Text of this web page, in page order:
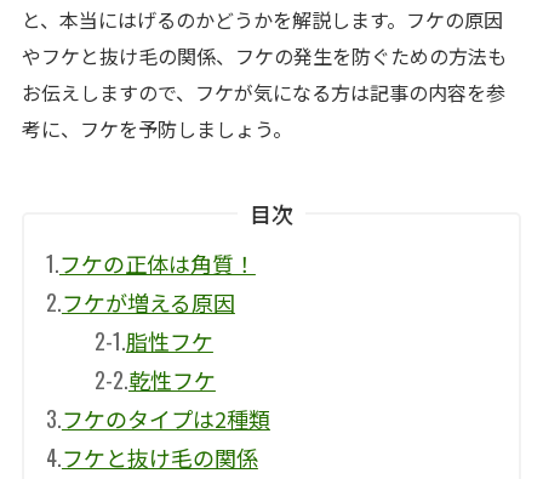
と、本当にはげるのかどうかを解説します。フケの原因
やフケと抜け毛の関係、フケの発生を防ぐための方法も
お伝えしますので、フケが気になる方は記事の内容を参
考に、フケを予防しましょう。
目次
1.フケの正体は角質！
2.フケが増える原因
2-1.脂性フケ
2-2.乾性フケ
3.フケのタイプは2種類
4.フケと抜け毛の関係